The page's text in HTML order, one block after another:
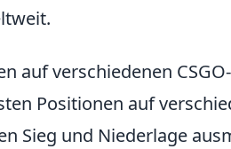
auf verschiedenen
Positionen auf
Sieg und Niederlage